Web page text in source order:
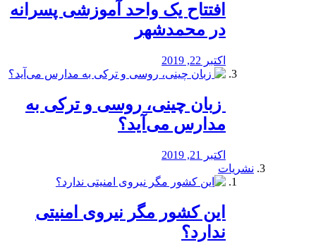
افتتاح یک واحد آموزشی پسرانه
در محمدشهر
اکتبر 22, 2019
️ زبان چینی، روسی و ترکی به
مدارس می‌آید؟
اکتبر 21, 2019
نشریات
این کشور مگر نیروی امنیتی
ندارد؟